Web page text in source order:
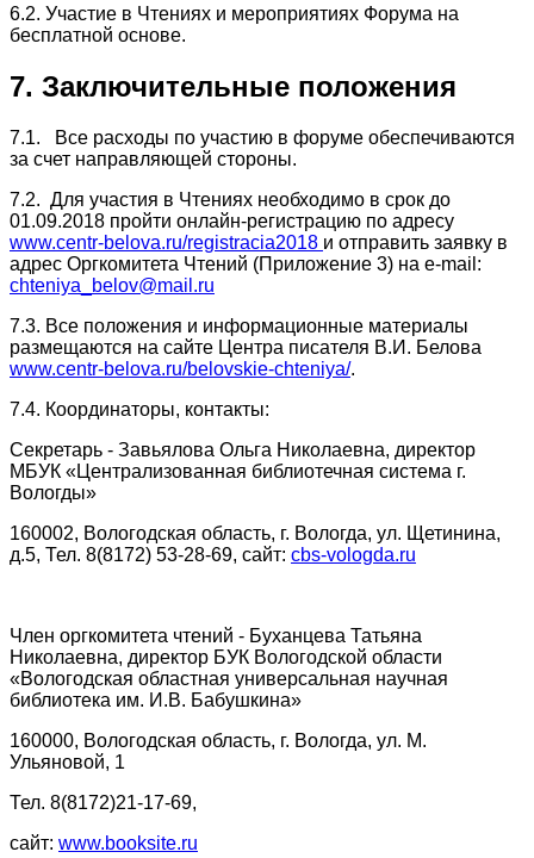
6.2. Участие в Чтениях и мероприятиях Форума на
бесплатной основе.
7. Заключительные положения
7.1. Все расходы по участию в форуме обеспечиваются
за счет направляющей стороны.
7.2. Для участия в Чтениях необходимо в срок до
01.09.2018 пройти онлайн-регистрацию по адресу
www.centr-belova.ru/registracia2018 и отправить заявку в
адрес Оргкомитета Чтений (Приложение 3) на e-mail:
chteniya_belov@mail.ru
7.3. Все положения и информационные материалы
размещаются на сайте Центра писателя В.И. Белова
www.centr-belova.ru/belovskie-chteniya/.
7.4. Координаторы, контакты:
Секретарь - Завьялова Ольга Николаевна, директор
МБУК «Централизованная библиотечная система г.
Вологды»
160002, Вологодская область, г. Вологда, ул. Щетинина,
д.5, Тел. 8(8172) 53-28-69, сайт: cbs-vologda.ru
Член оргкомитета чтений - Буханцева Татьяна
Николаевна, директор БУК Вологодской области
«Вологодская областная универсальная научная
библиотека им. И.В. Бабушкина»
160000, Вологодская область, г. Вологда, ул. М.
Ульяновой, 1
Тел. 8(8172)21-17-69,
сайт: www.booksite.ru